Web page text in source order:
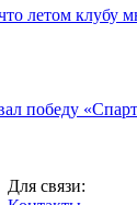
летом клубу
победу
Для связи: